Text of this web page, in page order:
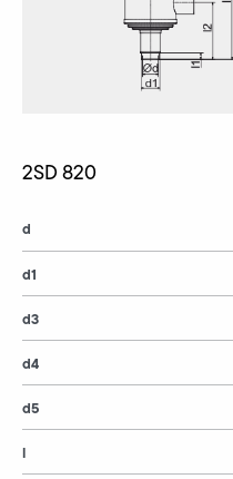
2SD 820
d
d1
d3
d4
d5
l